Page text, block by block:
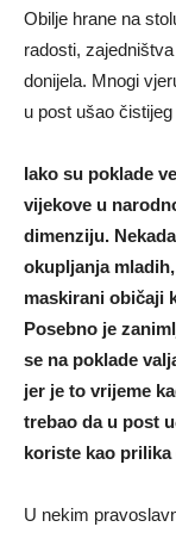
Obilje hrane na
radosti,
donijela. Mnogi
u post ušao
Iako su poklade
vijekove u
dimenziju.
okupljanja
maskirani običaji
Posebno je
se na poklade
jer je to vrijeme
trebao da u post
koriste kao prilika
U nekim